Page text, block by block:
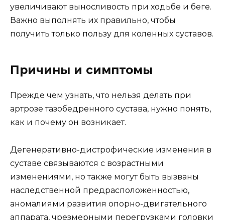
увеличивают выносливость при ходьбе и беге.
Важно выполнять их правильно, чтобы
получить только пользу для коленных суставов.
Причины и симптомы
Прежде чем узнать, что нельзя делать при
артрозе тазобедренного сустава, нужно понять,
как и почему он возникает.
Дегенеративно-дистрофические изменения в
суставе связываются с возрастными
изменениями, но также могут быть вызваны
наследственной предрасположенностью,
аномалиями развития опорно-двигательного
аппарата, чрезмерными перегрузками головки